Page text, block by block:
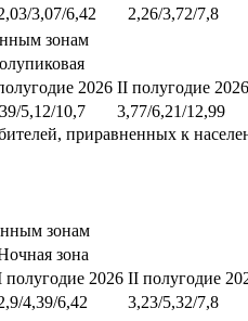
3,07/6,42
2,26/3,72/7,8
зонам
2026 II полугодие 2026
5,12/10,7 3,77/6,21/12,99
приравненных к
зонам
зона
полугодие 2026 II полугодие
4,39/6,42
3,23/5,32/7,8